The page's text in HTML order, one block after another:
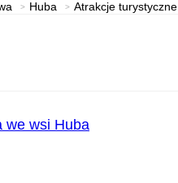
Huba Atrakcje turystyczne
we wsi Huba